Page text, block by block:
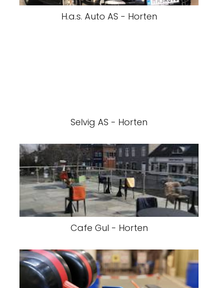
H.a.s. Auto AS - Horten
Selvig AS - Horten
Cafe Gul - Horten